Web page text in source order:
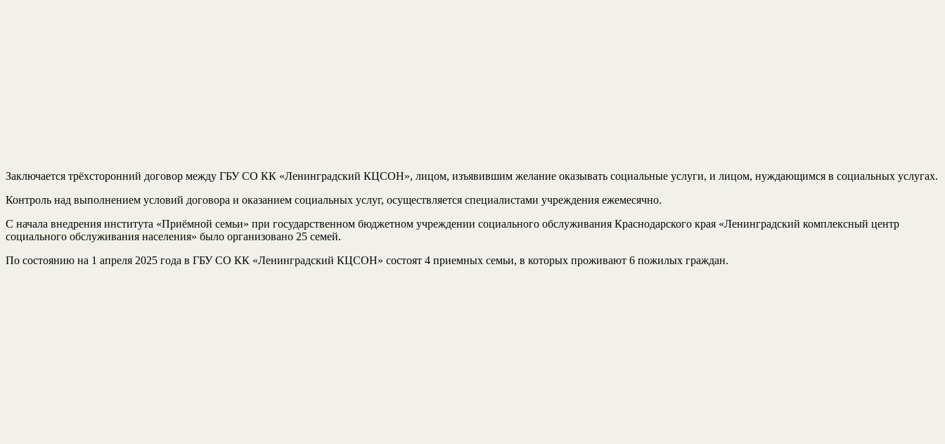
Заключается трёхсторонний договор между ГБУ СО КК «Ленинградский КЦСОН», лицом, изъявившим желание оказывать социальные услуги, и лицом, нуждающимся в социальных услугах.
Контроль над выполнением условий договора и оказанием социальных услуг, осуществляется специалистами учреждения ежемесячно.
С начала внедрения института «Приёмной семьи» при государственном бюджетном учреждении социального обслуживания Краснодарского края «Ленинградский комплексный центр
социального обслуживания населения» было организовано 25 семей.
По состоянию на 1 апреля 2025 года в ГБУ СО КК «Ленинградский КЦСОН» состоят 4 приемных семьи, в которых проживают 6 пожилых граждан.